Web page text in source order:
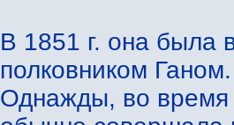
В 1851 г. она была
полковником Ганом.
Однажды, во время